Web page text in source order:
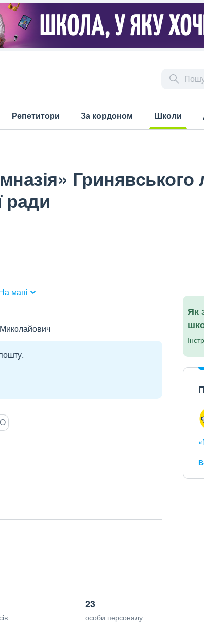
Репетитори За кордоном
Школи
Гринявського
ради
мапі
23
особи персоналу
Як